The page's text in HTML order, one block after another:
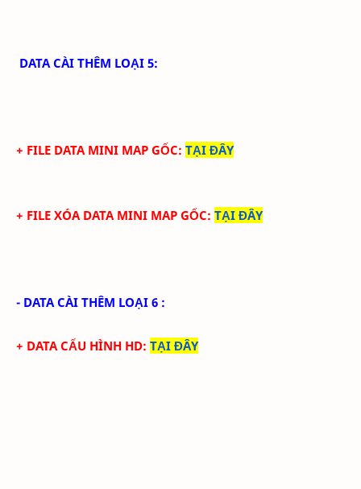
DATA CÀI THÊM LOẠI 5:
+ FILE DATA MINI MAP GỐC: TẠI ĐÂY
+ FILE XÓA DATA MINI MAP GỐC: TẠI ĐÂY
- DATA CÀI THÊM LOẠI 6 :
+ DATA CẤU HÌNH HD: TẠI ĐÂY